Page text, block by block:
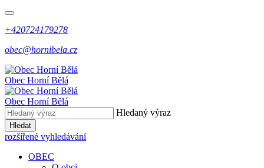
+420724179278
obec@hornibela.cz
Obec HorníBělá
Obec HorníBělá
Hledaný výraz
Hledat
rozšířené vyhledávání
OBEC